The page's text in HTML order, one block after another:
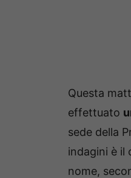
Questa
effettuato
sede della
indagini è il
nome,